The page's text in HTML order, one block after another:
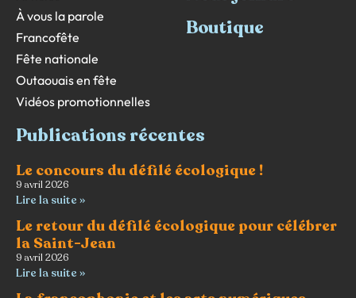
À vous la parole
Francofête
Fête nationale
Outaouais en fête
Vidéos promotionnelles
Boutique
Publications récentes
Le concours du défilé écologique !
9 avril 2026
Lire la suite »
Le retour du défilé écologique pour célébrer
la Saint-Jean
9 avril 2026
Lire la suite »